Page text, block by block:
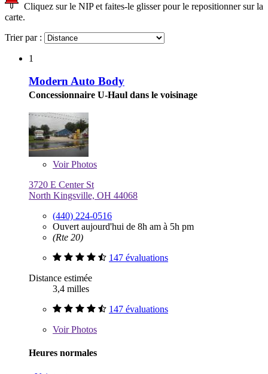
Cliquez sur le NIP et faites-le glisser pour le repositionner sur la
carte.
Trier par :
1
Modern Auto Body
Concessionnaire U-Haul dans le voisinage
VoirPhotos
3720 E Center St
North Kingsville, OH 44068
(440) 224-0516
Ouvert aujourd'hui de 8h am à 5h pm
(Rte 20)
147 évaluations
Distance estimée
3,4 milles
147 évaluations
VoirPhotos
Heures normales